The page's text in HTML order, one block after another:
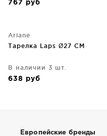
767 руб
Ariane
Тарелка Laps Ø27 CM
В наличии 3 шт.
638 руб
Европейские бренды